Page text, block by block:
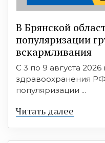
В Брянской
популяризации
вскармливания
С 3 по 9 августа
здравоохранения
популяризации ...
Читать далее